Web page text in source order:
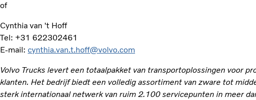
of
Cynthia van 't Hoff
Tel: +31 622302461
E-mail: cynthia.van.t.hoff@volvo.com
Volvo Trucks levert een totaalpakket van transportoplossingen voor
klanten. Het bedrijf biedt een volledig assortiment van zware tot
sterk internationaal netwerk van ruim 2.100 servicepunten in meer